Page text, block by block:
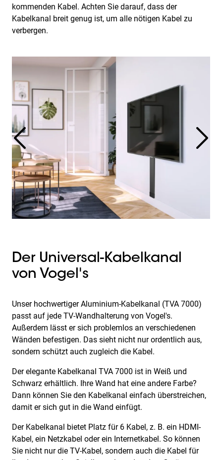
kommenden Kabel. Achten Sie darauf, dass der
Kabelkanal breit genug ist, um alle nötigen Kabel zu
verbergen.
Der Universal-Kabelkanal
von Vogel's
Unser hochwertiger Aluminium-Kabelkanal (TVA 7000)
passt auf jede TV-Wandhalterung von Vogel's.
Außerdem lässt er sich problemlos an verschiedenen
Wänden befestigen. Das sieht nicht nur ordentlich aus,
sondern schützt auch zugleich die Kabel.
Der elegante Kabelkanal TVA 7000 ist in Weiß und
Schwarz erhältlich. Ihre Wand hat eine andere Farbe?
Dann können Sie den Kabelkanal einfach überstreichen,
damit er sich gut in die Wand einfügt.
Der Kabelkanal bietet Platz für 6 Kabel, z. B. ein HDMI-
Kabel, ein Netzkabel oder ein Internetkabel. So können
Sie nicht nur die TV-Kabel, sondern auch die Kabel für